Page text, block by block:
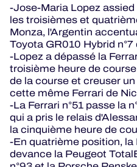
-Jose-Maria Lopez
les troisièmes et
Monza, l'Argentin
Toyota GR010 Hybrid
-Lopez a dépassé la
troisième heure de
de la course et creuser
cette même Ferrari de
-La Ferrari n°51 passe la
qui a pris le relais
la cinquième heure de
-En quatrième position, la
devance la Peugeot